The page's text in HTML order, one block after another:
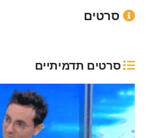
סרטים
סרטים תדמיתיים